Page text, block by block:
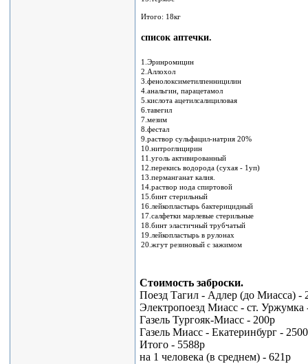
Итого: 18кг
список аптечки.
1.Эринромицин
2.Аллохол
3.фенолоксиметилпенницилин
4.анальгин, парацетамол
5.кислота ацетилсалициловая
6.тавегил
7.мезим
8.фестал
9.раствор сульфацил-натрия 20%
10.нитроглицирин
11.уголь активированный
12.перекись водорода (сухая - 1уп)
13.перманганат калия.
14.раствор иода спиртовой
15.бинт стерильный
16.лейкопластырь бактерицидный
17.салфетки марлевые стерильные
18.бинт эластичный трубчатый
19.лейкопластырь в рулонах
20.жгут резиновый с зажимом
Стоимость заброски.
Поезд Тагил - Адлер (до Миасса) -
Электропоезд Миасс - ст. Уржумка
Газель Тургояк-Миасс - 200р
Газель Миасс - Екатеринбург -
Итого - 5588р
на 1 человека (в среднем) - 621р